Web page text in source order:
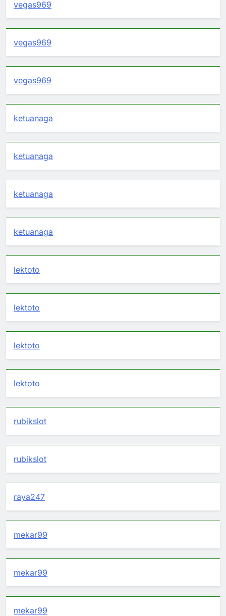
vegas969
vegas969
vegas969
ketuanaga
ketuanaga
ketuanaga
ketuanaga
lektoto
lektoto
lektoto
lektoto
rubikslot
rubikslot
raya247
mekar99
mekar99
mekar99